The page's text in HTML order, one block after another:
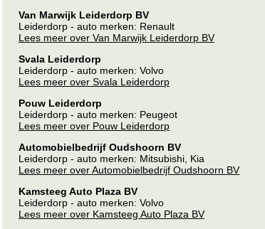
Van Marwijk Leiderdorp BV
Leiderdorp - auto merken: Renault
Lees meer over Van Marwijk Leiderdorp BV
Svala Leiderdorp
Leiderdorp - auto merken: Volvo
Lees meer over Svala Leiderdorp
Pouw Leiderdorp
Leiderdorp - auto merken: Peugeot
Lees meer over Pouw Leiderdorp
Automobielbedrijf Oudshoorn BV
Leiderdorp - auto merken: Mitsubishi, Kia
Lees meer over Automobielbedrijf Oudshoorn BV
Kamsteeg Auto Plaza BV
Leiderdorp - auto merken: Volvo
Lees meer over Kamsteeg Auto Plaza BV